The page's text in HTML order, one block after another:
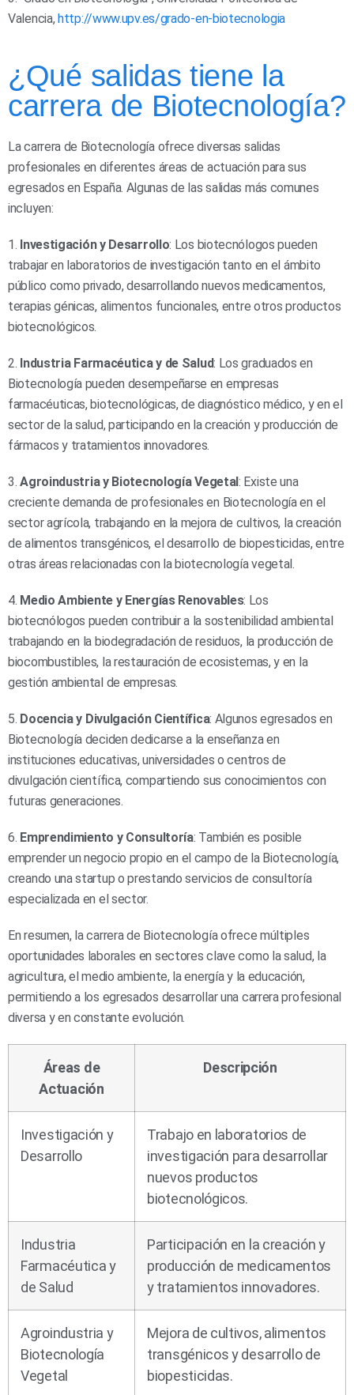
Valencia,http://www.upv.es/grado-en-biotecnologia
¿Qué salidas tiene la
carrera de Biotecnología?
La carrera de Biotecnología ofrece diversas salidas
profesionales en diferentes áreas de actuación para sus
egresados en España. Algunas de las salidas más comunes
incluyen:
1. Investigación y Desarrollo: Los biotecnólogos pueden
trabajar en laboratorios de investigación tanto en el ámbito
público como privado, desarrollando nuevos medicamentos,
terapias génicas, alimentos funcionales, entre otros productos
biotecnológicos.
2. Industria Farmacéutica y de Salud: Los graduados en
Biotecnología pueden desempeñarse en empresas
farmacéuticas, biotecnológicas, de diagnóstico médico, y en el
sector de la salud, participando en la creación y producción de
fármacos y tratamientos innovadores.
3.Agroindustria y Biotecnología Vegetal: Existe una
creciente demanda de profesionales en Biotecnología en el
sector agrícola, trabajando en la mejora de cultivos, la creación
de alimentos transgénicos, el desarrollo de biopesticidas, entre
otras áreas relacionadas con la biotecnología vegetal.
4. Medio Ambiente y Energías Renovables: Los
biotecnólogos pueden contribuir a la sostenibilidad ambiental
trabajando en la biodegradación de residuos, la producción de
biocombustibles, la restauración de ecosistemas, y en la
gestión ambiental de empresas.
5. Docencia y Divulgación Científica: Algunos egresados en
Biotecnología deciden dedicarse a la enseñanza en
instituciones educativas, universidades o centros de
divulgación científica, compartiendo sus conocimientos con
futuras generaciones.
6. Emprendimiento y Consultoría: También es posible
emprender un negocio propio en el campo de la Biotecnología,
creando una startup o prestando servicios de consultoría
especializada en el sector.
En resumen, la carrera de Biotecnología ofrece múltiples
oportunidades laborales en sectores clave como la salud, la
agricultura, el medio ambiente, la energía y la educación,
permitiendo a los egresados desarrollar una carrera profesional
diversa y en constante evolución.
Áreas de
Actuación
Descripción
Investigación y
Desarrollo
Trabajo en laboratorios de
investigación para desarrollar
nuevos productos
biotecnológicos.
Industria
Farmacéutica y
de Salud
Participación en la creación y
producción de medicamentos
y tratamientos innovadores.
Agroindustria y
Biotecnología
Vegetal
Mejora de cultivos, alimentos
transgénicos y desarrollo de
biopesticidas.